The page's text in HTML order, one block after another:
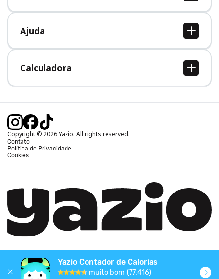
Todos alimentos
Ajuda
Central de Ajuda
Calculadora
Calcular IMC
Calcular Peso Ideal
Calcular Gasto Calórico
Copyright © 2026 Yazio. All rights reserved.
Contato
Política de Privacidade
Cookies
Yazio Contador de Calorias
muito bom (77.416)